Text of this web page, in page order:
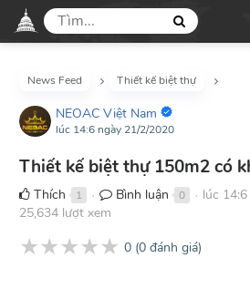
News Feed Thiết kế biệt thự
NEOAC Việt Nam
lúc 14:6 ngày 21/2/2020
Thiết kế biệt thự 150m2 có
Thích 1 ● Bình luận 0 ● lúc
25,634 lượt xem
★★★★★ 0 (0 đánh giá)